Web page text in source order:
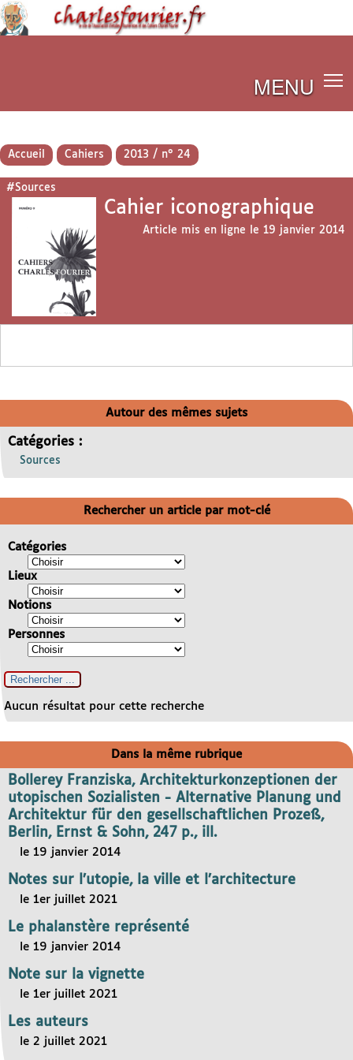
MENU
Accueil Cahiers 2013 / n° 24
#Sources
Cahier iconographique
Article mis en ligne le 19 janvier 2014
Autour des mêmes sujets
Catégories :
Sources
Rechercher un article par mot-clé
Catégories
Lieux
Notions
Personnes
Aucun résultat pour cette recherche
Dans la même rubrique
Bollerey Franziska, Architekturkonzeptionen der
utopischen Sozialisten - Alternative Planung und
Architektur für den gesellschaftlichen Prozeß,
Berlin, Ernst & Sohn, 247 p., ill.
le 19 janvier 2014
Notes sur l’utopie, la ville et l’architecture
le 1er juillet 2021
Le phalanstère représenté
le 19 janvier 2014
Note sur la vignette
le 1er juillet 2021
Les auteurs
le 2 juillet 2021